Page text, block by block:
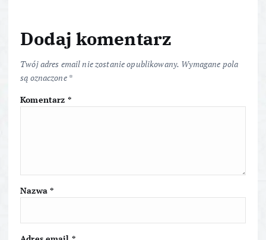
a
c
j
w
p
i
Dodaj komentarz
Twój adres email nie zostanie opublikowany. Wymagane pola
są oznaczone *
Komentarz *
Nazwa *